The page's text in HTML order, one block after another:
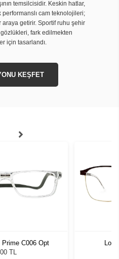
temsilcisidir. Keskin hatlar,
cam teknolojileri;
araya getirir. Sportif ruhu şehir
fark edilmekten
için tasarlandı.
KEŞFET
C006 Opt
TL
Lool